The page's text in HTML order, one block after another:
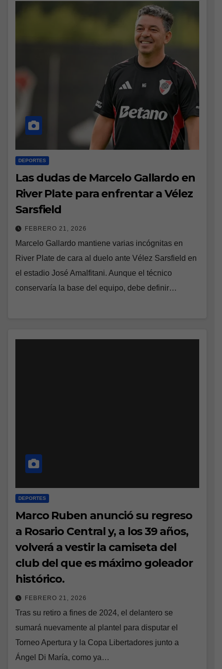
DEPORTES
Las dudas de Marcelo Gallardo en
River Plate para enfrentar a Vélez
Sarsfield
FEBRERO 21, 2026
Marcelo Gallardo mantiene varias incógnitas en
River Plate de cara al duelo ante Vélez Sarsfield en
el estadio José Amalfitani. Aunque el técnico
conservaría la base del equipo, debe definir…
DEPORTES
Marco Ruben anunció su regreso
a Rosario Central y, a los 39 años,
volverá a vestir la camiseta del
club del que es máximo goleador
histórico.
FEBRERO 21, 2026
Tras su retiro a fines de 2024, el delantero se
sumará nuevamente al plantel para disputar el
Torneo Apertura y la Copa Libertadores junto a
Ángel Di María, como ya…